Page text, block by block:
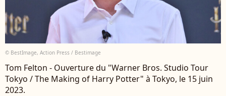
© BestImage, Action Press / Bestimage
Tom Felton - Ouverture du "Warner Bros. Studio Tour
Tokyo / The Making of Harry Potter" à Tokyo, le 15 juin
2023.